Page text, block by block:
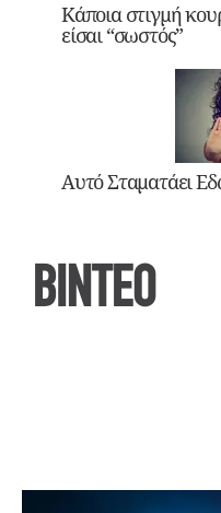
Κάποια στιγμή
είσαι “σωστός”
Αυτό Σταματάει
ΒΙΝΤΕΟ